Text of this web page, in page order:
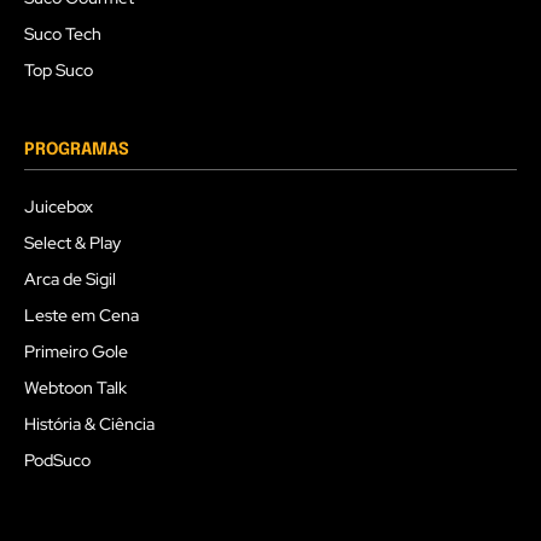
Suco Tech
Top Suco
PROGRAMAS
Juicebox
Select & Play
Arca de Sigil
Leste em Cena
Primeiro Gole
Webtoon Talk
História & Ciência
PodSuco